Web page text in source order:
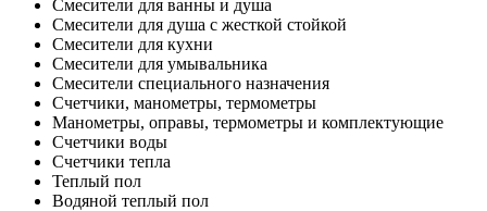
Смесители для ванны и душа
Смесители для душа с жесткой стойкой
Смесители для кухни
Смесители для умывальника
Смесители специального назначения
Счетчики, манометры, термометры
Манометры, оправы, термометры и комплектующие
Счетчики воды
Счетчики тепла
Теплый пол
Водяной теплый пол